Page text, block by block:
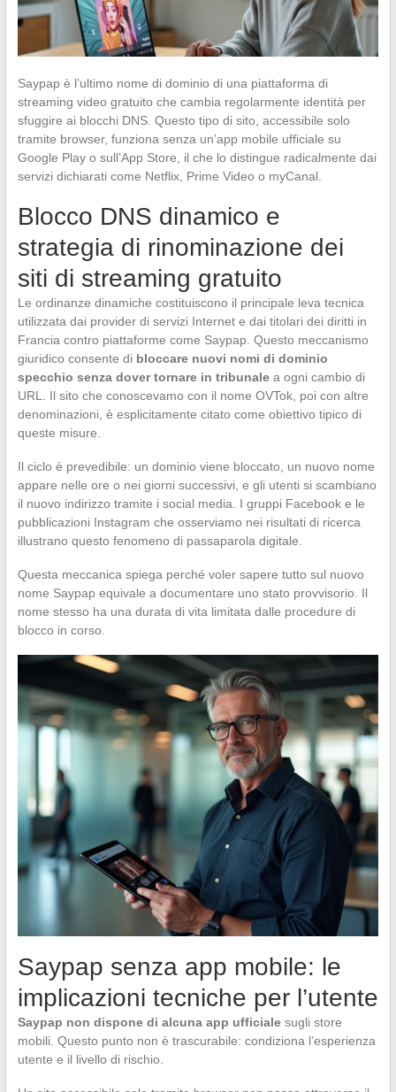
Saypap è l’ultimo nome di dominio di una piattaforma di
streaming video gratuito che cambia regolarmente identità per
sfuggire ai blocchi DNS. Questo tipo di sito, accessibile solo
tramite browser, funziona senza un’app mobile ufficiale su
Google Play o sull’App Store, il che lo distingue radicalmente dai
servizi dichiarati come Netflix, Prime Video o myCanal.
Blocco DNS dinamico e
strategia di rinominazione dei
siti di streaming gratuito
Le ordinanze dinamiche costituiscono il principale leva tecnica
utilizzata dai provider di servizi Internet e dai titolari dei diritti in
Francia contro piattaforme come Saypap. Questo meccanismo
giuridico consente di bloccare nuovi nomi di dominio
specchio senza dover tornare in tribunalea ogni cambio di
URL. Il sito che conoscevamo con il nome OVTok, poi con altre
denominazioni, è esplicitamente citato come obiettivo tipico di
queste misure.
Il ciclo è prevedibile: un dominio viene bloccato, un nuovo nome
appare nelle ore o nei giorni successivi, e gli utenti si scambiano
il nuovo indirizzo tramite i social media. I gruppi Facebook e le
pubblicazioni Instagram che osserviamo nei risultati di ricerca
illustrano questo fenomeno di passaparola digitale.
Questa meccanica spiega perché voler sapere tutto sul nuovo
nome Saypap equivale a documentare uno stato provvisorio. Il
nome stesso ha una durata di vita limitata dalle procedure di
blocco in corso.
Saypap senza app mobile: le
implicazioni tecniche per l’utente
Saypap non dispone di alcuna app ufficialesugli store
mobili. Questo punto non è trascurabile: condiziona l’esperienza
utente e il livello di rischio.